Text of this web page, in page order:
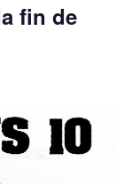
fin de